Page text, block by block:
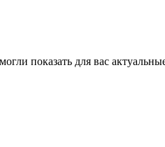
показать для вас